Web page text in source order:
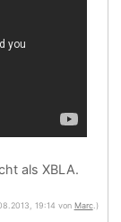
als XBLA.
19:14 von Marc.)